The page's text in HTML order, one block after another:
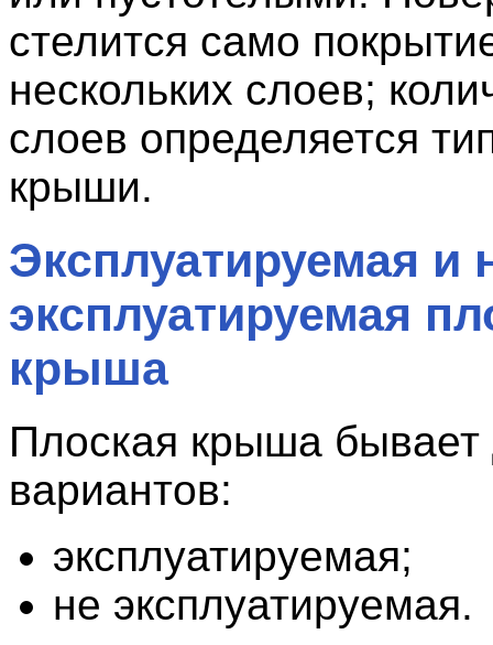
стелится само
нескольких слоев;
слоев определяется
крыши.
Эксплуатируемая и
эксплуатируемая
крыша
Плоская крыша бывает
вариантов:
эксплуатируемая;
не эксплуатируемая.